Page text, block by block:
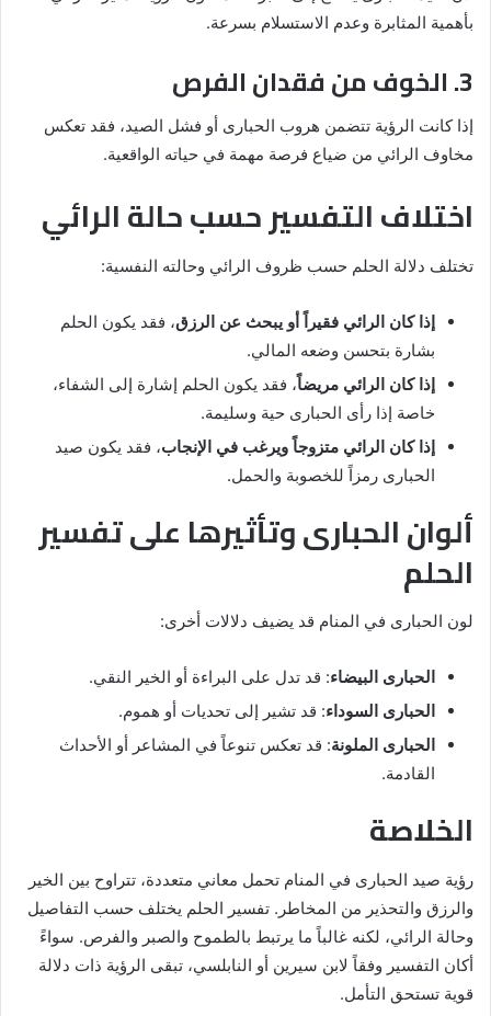
بأهمية المثابرة وعدم الاستسلام بسرعة.
3. الخوف من فقدان الفرص
إذا كانت الرؤية تتضمن هروب الحبارى أو فشل الصيد، فقد تعكس
مخاوف الرائي من ضياع فرصة مهمة في حياته الواقعية.
اختلاف التفسير حسب حالة الرائي
تختلف دلالة الحلم حسب ظروف الرائي وحالته النفسية:
إذا كان الرائي فقيراً أو يبحث عن الرزق، فقد يكون الحلم
بشارة بتحسن وضعه المالي.
إذا كان الرائي مريضاً، فقد يكون الحلم إشارة إلى الشفاء،
خاصة إذا رأى الحبارى حية وسليمة.
إذا كان الرائي متزوجاً ويرغب في الإنجاب، فقد يكون صيد
الحبارى رمزاً للخصوبة والحمل.
ألوان الحبارى وتأثيرها على تفسير
الحلم
لون الحبارى في المنام قد يضيف دلالات أخرى:
الحبارى البيضاء: قد تدل على البراءة أو الخير النقي.
الحبارى السوداء: قد تشير إلى تحديات أو هموم.
الحبارى الملونة: قد تعكس تنوعاً في المشاعر أو الأحداث
القادمة.
الخلاصة
رؤية صيد الحبارى في المنام تحمل معاني متعددة، تتراوح بين الخير
والرزق والتحذير من المخاطر. تفسير الحلم يختلف حسب التفاصيل
وحالة الرائي، لكنه غالباً ما يرتبط بالطموح والصبر والفرص. سواءً
أكان التفسير وفقاً لابن سيرين أو النابلسي، تبقى الرؤية ذات دلالة
قوية تستحق التأمل.